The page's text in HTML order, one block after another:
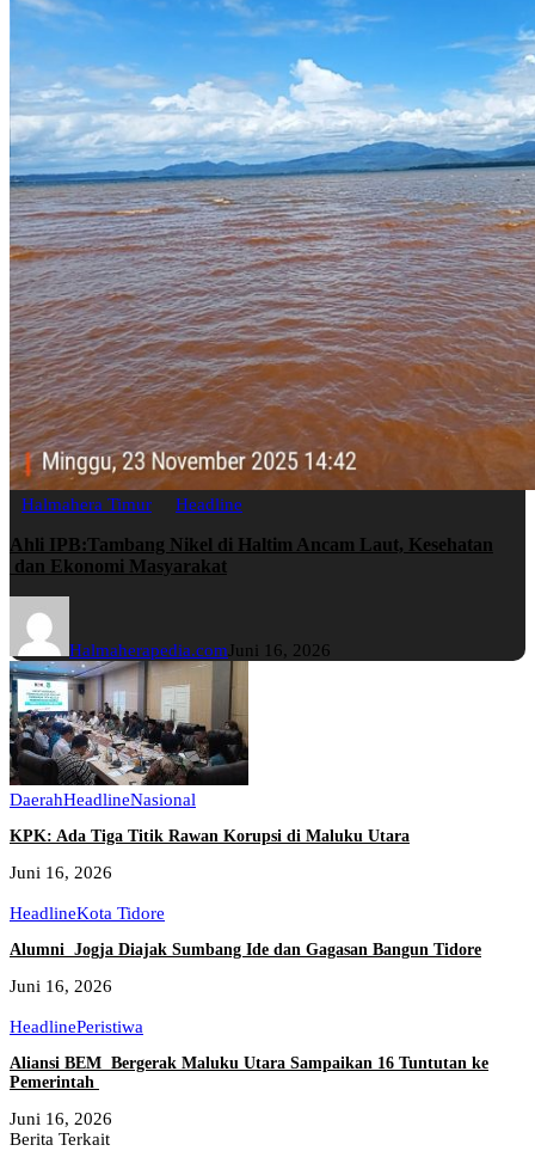
Halmahera Timur Headline
Ahli IPB:Tambang Nikel di Haltim Ancam Laut, Kesehatan
dan Ekonomi Masyarakat
Halmaherapedia.com Juni 16, 2026
DaerahHeadlineNasional
KPK: Ada Tiga Titik Rawan Korupsi di Maluku Utara
Juni 16, 2026
HeadlineKota Tidore
Alumni Jogja Diajak Sumbang Ide dan Gagasan Bangun Tidore
Juni 16, 2026
HeadlinePeristiwa
Aliansi BEM Bergerak Maluku Utara Sampaikan 16 Tuntutan ke
Pemerintah
Juni 16, 2026
Berita Terkait